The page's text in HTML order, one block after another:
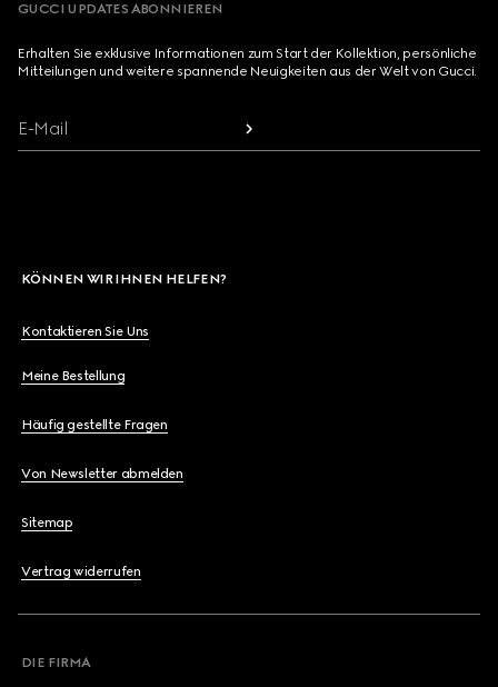
GUCCI UPDATES ABONNIEREN
Erhalten Sie exklusive Informationen zum Start der Kollektion, persönliche
Mitteilungen und weitere spannende Neuigkeiten aus der Welt von Gucci.
E-Mail
KÖNNEN WIR IHNEN HELFEN?
Kontaktieren Sie Uns
Meine Bestellung
Häufig gestellte Fragen
Von Newsletter abmelden
Sitemap
Vertrag widerrufen
DIE FIRMA